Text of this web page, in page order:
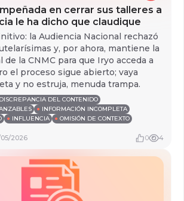
en cerrar sus talleres a
le ha dicho que claudique
la Audiencia Nacional rechazó
y, por ahora, mantiene la
la CNMC para que Iryo acceda a
el proceso sigue abierto; vaya
y no estruja, menuda trampa.
DISCREPANCIA DEL CONTENIDO
● INFORMACIÓN INCOMPLETA
● INFLUENCIA ● OMISIÓN DE CONTEXTO
2026 0 4